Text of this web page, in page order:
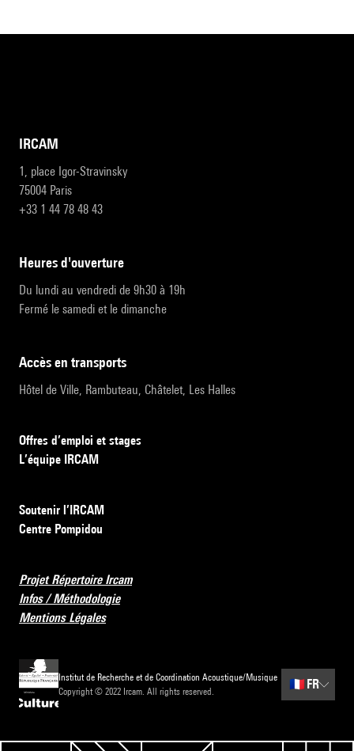
IRCAM
1, place Igor-Stravinsky
75004 Paris
+33 1 44 78 48 43
heures d'ouverture
Du lundi au vendredi de 9h30 à 19h
Fermé le samedi et le dimanche
accès en transports
Hôtel de Ville, Rambuteau, Châtelet, Les Halles
Offres d’emploi et stages
L’équipe IRCAM
Soutenir l’IRCAM
Centre Pompidou
Projet Répertoire Ircam
Infos / Méthodologie
Mentions Légales
Institut de Recherche et de Coordination Acoustique/Musique
Copyright © 2022 Ircam. All rights reserved.
🇫🇷 FR